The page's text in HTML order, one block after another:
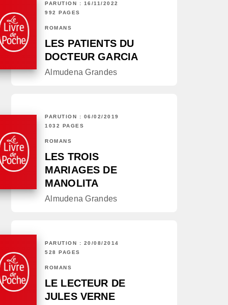
PARUTION : 16/11/2022
992 PAGES
ROMANS
LES PATIENTS DU
DOCTEUR GARCIA
Almudena Grandes
PARUTION : 06/02/2019
1032 PAGES
ROMANS
LES TROIS
MARIAGES DE
MANOLITA
Almudena Grandes
PARUTION : 20/08/2014
528 PAGES
ROMANS
LE LECTEUR DE
JULES VERNE